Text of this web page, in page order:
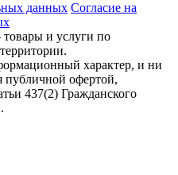
данных Согласие на
и услуги по
характер, и ни
публичной офертой,
437(2) Гражданского